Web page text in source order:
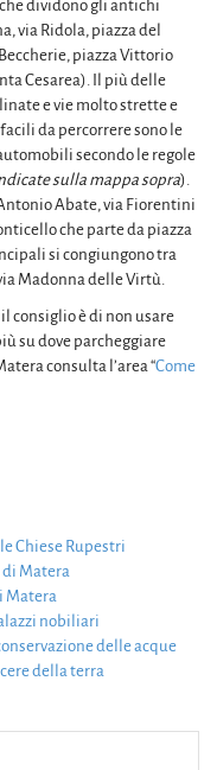
dividono gli antichi
via Ridola, piazza del
piazza Vittorio
Cesarea). Il più delle
e vie molto strette e
da percorrere sono le
secondo le regole
sulla mappa sopra).
Abate, via Fiorentini
che parte da piazza
si congiungono tra
Madonna delle Virtù.
consiglio è di non usare
su dove parcheggiare
consulta l’area “Come
Chiese Rupestri
di Matera
Matera
nobiliari
delle acque
della terra